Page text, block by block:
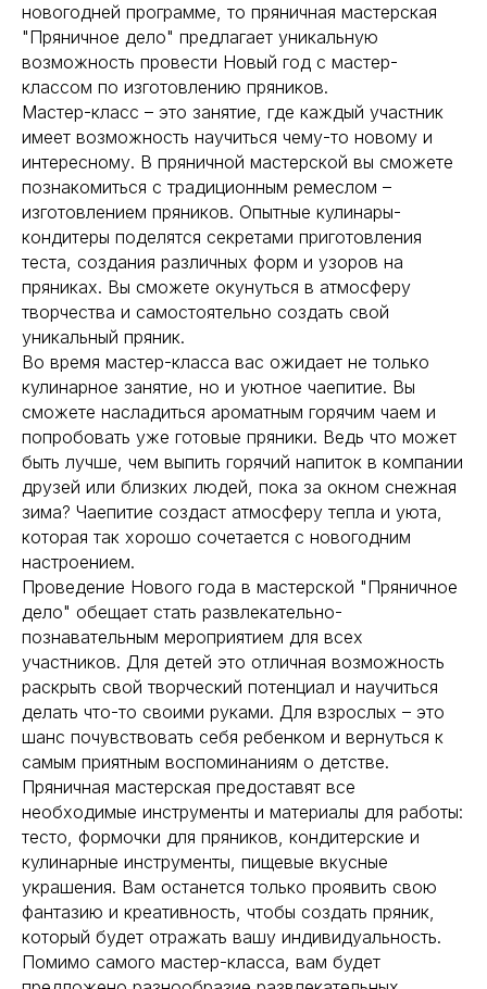
новогодней программе, то пряничная мастерская
"Пряничное дело" предлагает уникальную
возможность провести Новый год с мастер-
классом по изготовлению пряников.
Мастер-класс – это занятие, где каждый участник
имеет возможность научиться чему-то новому и
интересному. В пряничной мастерской вы сможете
познакомиться с традиционным ремеслом –
изготовлением пряников. Опытные кулинары-
кондитеры поделятся секретами приготовления
теста, создания различных форм и узоров на
пряниках. Вы сможете окунуться в атмосферу
творчества и самостоятельно создать свой
уникальный пряник.
Во время мастер-класса вас ожидает не только
кулинарное занятие, но и уютное чаепитие. Вы
сможете насладиться ароматным горячим чаем и
попробовать уже готовые пряники. Ведь что может
быть лучше, чем выпить горячий напиток в компании
друзей или близких людей, пока за окном снежная
зима? Чаепитие создаст атмосферу тепла и уюта,
которая так хорошо сочетается с новогодним
настроением.
Проведение Нового года в мастерской "Пряничное
дело" обещает стать развлекательно-
познавательным мероприятием для всех
участников. Для детей это отличная возможность
раскрыть свой творческий потенциал и научиться
делать что-то своими руками. Для взрослых – это
шанс почувствовать себя ребенком и вернуться к
самым приятным воспоминаниям о детстве.
Пряничная мастерская предоставят все
необходимые инструменты и материалы для работы:
тесто, формочки для пряников, кондитерские и
кулинарные инструменты, пищевые вкусные
украшения. Вам останется только проявить свою
фантазию и креативность, чтобы создать пряник,
который будет отражать вашу индивидуальность.
Помимо самого мастер-класса, вам будет